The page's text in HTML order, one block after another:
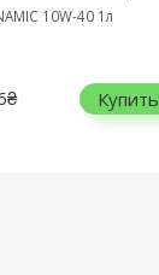
10W-40 1л
Купить